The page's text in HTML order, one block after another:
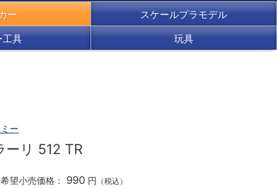
ー スケールプラモデル
工具 玩具
ー
ーリ 512 TR
望小売価格： 990 円 （税込）